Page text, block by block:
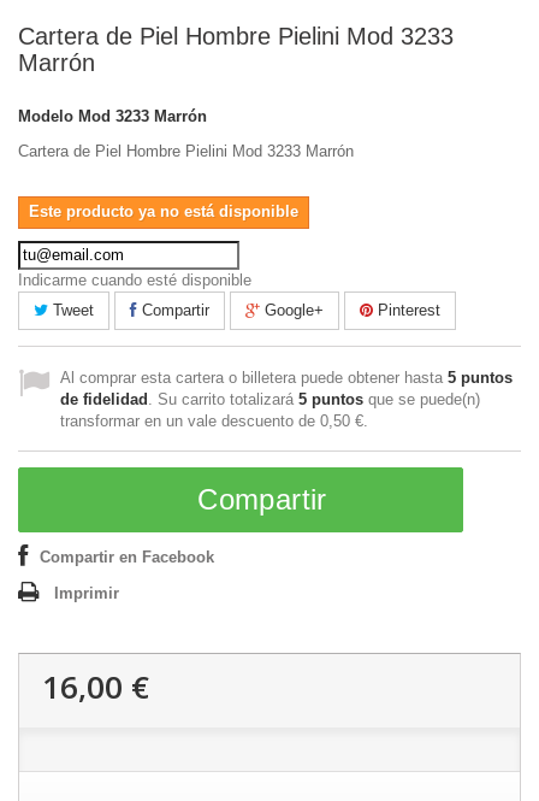
Cartera de Piel Hombre Pielini Mod 3233
Marrón
Modelo Mod 3233 Marrón
Cartera de Piel Hombre Pielini Mod 3233 Marrón
Este producto ya no está disponible
Indicarme cuando esté disponible
Tweet
Compartir Google+ Pinterest
Al comprar esta cartera o billetera puede obtener hasta 5 puntos
de fidelidad . Su carrito totalizará 5 puntos que se puede(n)
transformar en un vale descuento de 0,50 €.
Compartir
Compartir en Facebook
Imprimir
16,00 €